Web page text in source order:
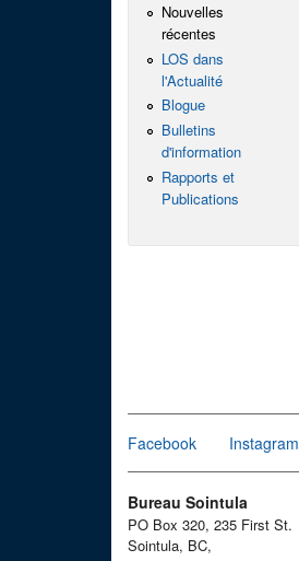
Nouvelles
récentes
LOS dans
l'Actualité
Blogue
Bulletins
d'information
Rapports et
Publications
Facebook Instagram
Bureau Sointula
PO Box 320, 235 First St.
Sointula, BC,